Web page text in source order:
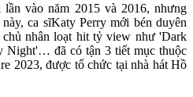
vào năm 2015 và 2016, nhưng
ca sĩKaty Perry mới bén duyên
nhân loạt hit tỷ view như 'Dark
Night'… đã có tận 3 tiết mục thuộc
2023, được tổ chức tại nhà hát Hồ